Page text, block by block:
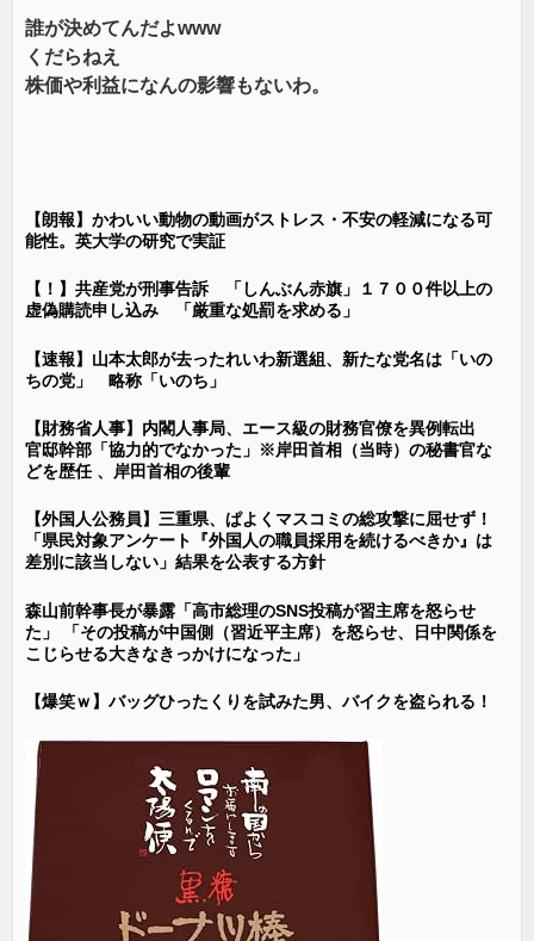
誰が決めてんだよwww
くだらねえ
株価や利益になんの影響もないわ。
【朗報】かわいい動物の動画がストレス・不安の軽減になる可
能性。英大学の研究で実証
【！】共産党が刑事告訴 「しんぶん赤旗」１７００件以上の
虚偽購読申し込み 「厳重な処罰を求める」
【速報】山本太郎が去ったれいわ新選組、新たな党名は「いの
ちの党」 略称「いのち」
【財務省人事】内閣人事局、エース級の財務官僚を異例転出
官邸幹部「協力的でなかった」※岸田首相（当時）の秘書官な
どを歴任 、岸田首相の後輩
【外国人公務員】三重県、ぱよくマスコミの総攻撃に屈せず！
「県民対象アンケート『外国人の職員採用を続けるべきか』は
差別に該当しない」結果を公表する方針
森山前幹事長が暴露「高市総理のSNS投稿が習主席を怒らせ
た」 「その投稿が中国側（習近平主席）を怒らせ、日中関係を
こじらせる大きなきっかけになった」
【爆笑ｗ】バッグひったくりを試みた男、バイクを盗られる！